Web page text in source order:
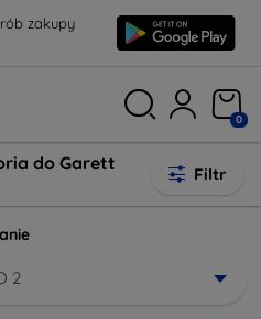
zakupy
0
do Garett
Filtr
2